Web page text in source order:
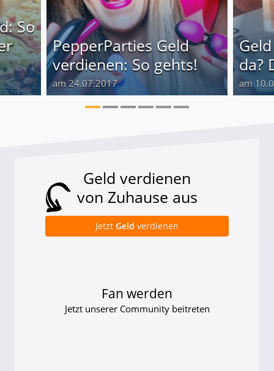
So
PepperParties Geld
verdienen: So gehts!
am 24.07.2017
da?
am
Geld verdienen
von Zuhause aus
Jetzt Geld verdienen
Fan werden
Jetzt unserer Community beitreten